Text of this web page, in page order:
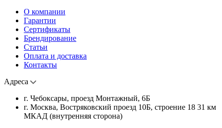
О компании
Гарантии
Сертификаты
Брендирование
Статьи
Оплата и доставка
Контакты
Адреса
г. Чебоксары, проезд Монтажный, 6Б
г. Москва, Востряковский проезд 10Б, строение 18 31 км
МКАД (внутренняя сторона)